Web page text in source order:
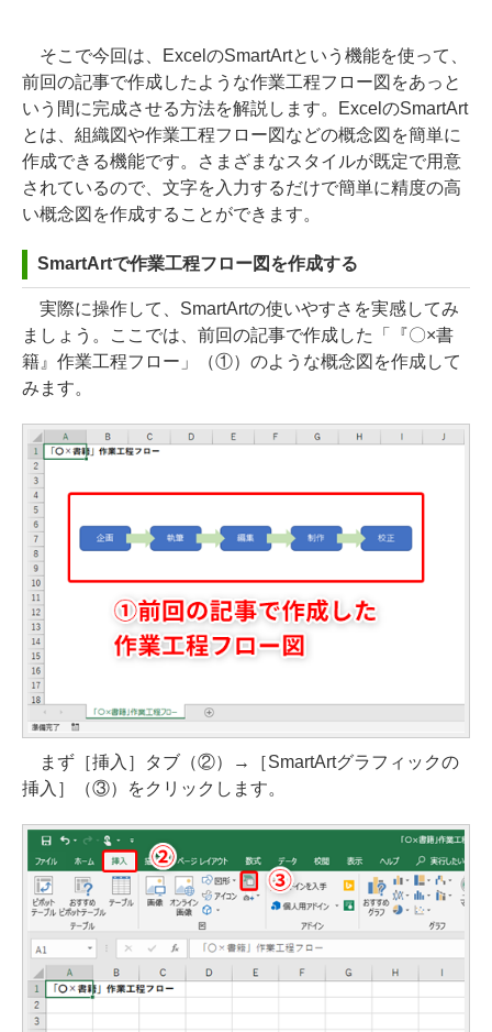
そこで今回は、ExcelのSmartArtという機能を使って、
前回の記事で作成したような作業工程フロー図をあっと
いう間に完成させる方法を解説します。ExcelのSmartArt
とは、組織図や作業工程フロー図などの概念図を簡単に
作成できる機能です。さまざまなスタイルが既定で用意
されているので、文字を入力するだけで簡単に精度の高
い概念図を作成することができます。
SmartArtで作業工程フロー図を作成する
実際に操作して、SmartArtの使いやすさを実感してみ
ましょう。ここでは、前回の記事で作成した「『〇×書
籍』作業工程フロー」（①）のような概念図を作成して
みます。
まず［挿入］タブ（②）→［SmartArtグラフィックの
挿入］（③）をクリックします。